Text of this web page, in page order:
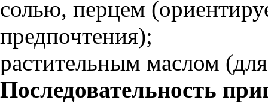
солью, перцем
предпочтения);
растительным маслом
Последовательность